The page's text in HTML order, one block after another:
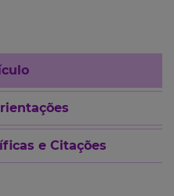
e Citações